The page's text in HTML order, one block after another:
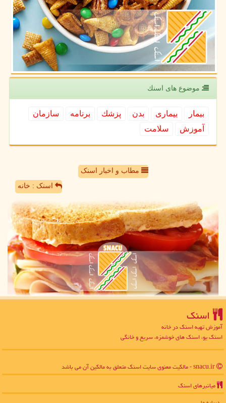
موضوع های اسنك
بیمار بیماری بدن پزشك برنامه
سازمان
آموزش
سلامت
مطاب و اخبار اسنک
اسنک : خانه
اسنك
آموزش تهیه اسنک در خانه
اسنک یو، اسنک های خوشمزه، سریع و خانگی
میانبرهای اسنك